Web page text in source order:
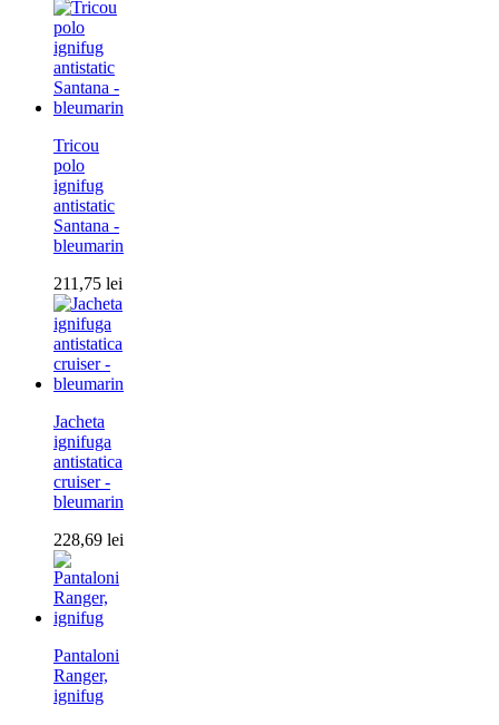
Tricou
polo
ignifug
antistatic
Santana -
bleumarin
211,75 lei
Jacheta
ignifuga
antistatica
cruiser -
bleumarin
228,69 lei
Pantaloni
Ranger,
ignifug